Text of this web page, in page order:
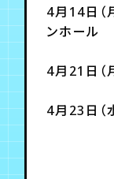
4月14日（
ンホール
4月21日（
4月23日（